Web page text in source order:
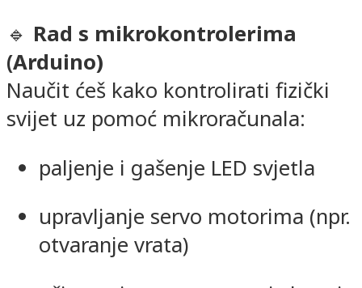
🔹 Rad s mikrokontrolerima
(Arduino)
Naučit ćeš kako kontrolirati fizički
svijet uz pomoć mikroračunala:
paljenje i gašenje LED svjetla
upravljanje servo motorima (npr.
otvaranje vrata)